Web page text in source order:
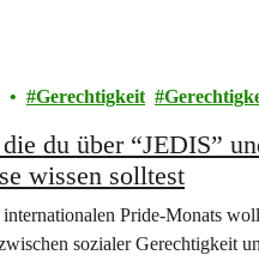
Gerechtigkeit
du über “JEDIS”
wissen solltest
Pride-Monats
sozialer Gerechtigkeit